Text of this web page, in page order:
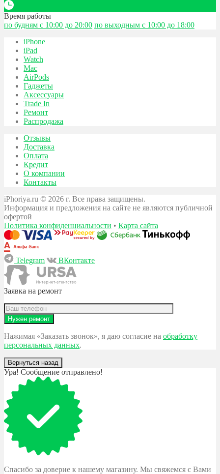
Время работы
по будням с 10:00 до 20:00 по выходным с 10:00 до 18:00
iPhone
iPad
Watch
Mac
AirPods
Гаджеты
Аксессуары
Trade In
Ремонт
Распродажа
Отзывы
Доставка
Оплата
Кредит
О компании
Контакты
iPhoriya.ru © 2026 г. Все права защищены.
Информация и предложения на сайте не являются публичной
офертой
Политика конфиденциальности • Карта сайта
Telegram ВКонтакте
Заявка на ремонт
Нажимая «Заказать звонок», я даю согласие на обработку
персональных данных.
Вернуться назад
Ура! Сообщение отправлено!
Спасибо за доверие к нашему магазину. Мы свяжемся с Вами